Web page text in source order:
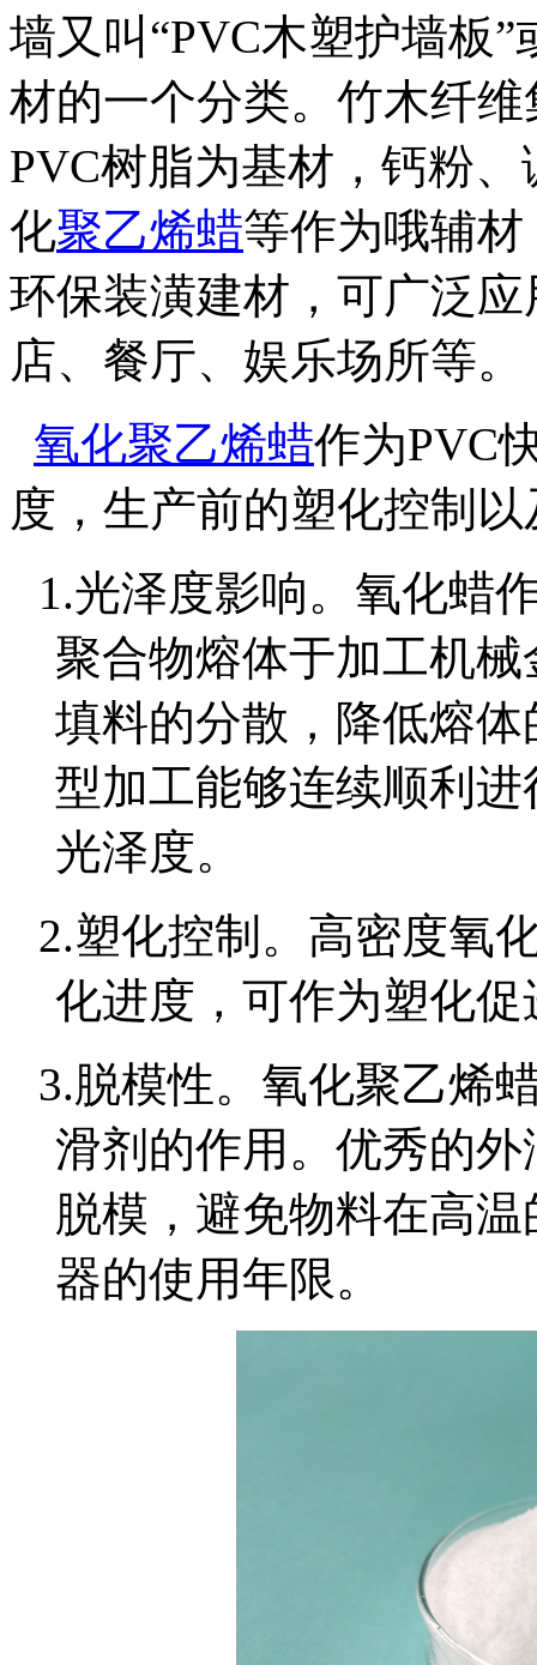
墙又叫 “PVC木塑护墙板”
材的一个分类。竹木纤
PVC树脂为基材，钙粉
化聚乙烯蜡等作为哦辅
环保装潢建材，可广泛
店、餐厅、娱乐场所等。
氧化聚乙烯蜡作为PVC
度，生产前的塑化控制
1.光泽度影响。氧化蜡
聚合物熔体于加工机
填料的分散，降低熔
型加工能够连续顺利
光泽度。
2.塑化控制。高密度氧
化进度，可作为塑化
3.脱模性。氧化聚乙烯
滑剂的作用。优秀的
脱模，避免物料在高
器的使用年限。